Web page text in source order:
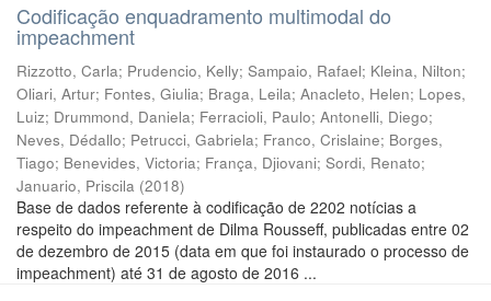
Codificação enquadramento multimodal do
impeachment
Rizzotto, Carla; Prudencio, Kelly; Sampaio, Rafael; Kleina, Nilton;
Oliari, Artur; Fontes, Giulia; Braga, Leila; Anacleto, Helen; Lopes,
Luiz; Drummond, Daniela; Ferracioli, Paulo; Antonelli, Diego;
Neves, Dédallo; Petrucci, Gabriela; Franco, Crislaine; Borges,
Tiago; Benevides, Victoria; França, Djiovani; Sordi, Renato;
Januario, Priscila (2018)
Base de dados referente à codificação de 2202 notícias a
respeito do impeachment de Dilma Rousseff, publicadas entre 02
de dezembro de 2015 (data em que foi instaurado o processo de
impeachment) até 31 de agosto de 2016 ...